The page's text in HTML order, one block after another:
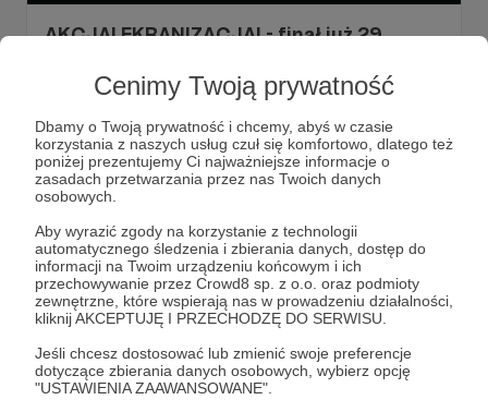
Cenimy Twoją prywatność
Dbamy o Twoją prywatność i chcemy, abyś w czasie
korzystania z naszych usług czuł się komfortowo, dlatego też
poniżej prezentujemy Ci najważniejsze informacje o
zasadach przetwarzania przez nas Twoich danych
osobowych.
Aby wyrazić zgody na korzystanie z technologii
automatycznego śledzenia i zbierania danych, dostęp do
informacji na Twoim urządzeniu końcowym i ich
przechowywanie przez Crowd8 sp. z o.o. oraz podmioty
zewnętrzne, które wspierają nas w prowadzeniu działalności,
kliknij AKCEPTUJĘ I PRZECHODZĘ DO SERWISU.
Jeśli chcesz dostosować lub zmienić swoje preferencje
dotyczące zbierania danych osobowych, wybierz opcję
"USTAWIENIA ZAAWANSOWANE".
AKCJA! EKRANIZACJA! - finał już 29
wydarzenie
nagrody! Z 5 nominowych propozycji tylko jedna wygra -
w każdej z 12 kategorii 🏆 Akcja! Ekranizacja! trwa w
najlepsze, do 26 marca zbieramy Wasze głosy, a 29 marca
wszystko zakończy się w Fabryce Norblina. Relację z tego
wydarzenia usłyszycie w Radiu 357, ale mamy również 10
zaproszeń - tylko dla Patronów!
Akcja! Ekranizacja finał